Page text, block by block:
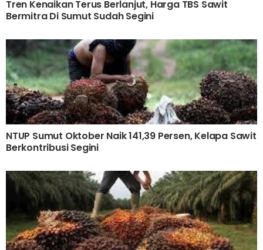
Tren Kenaikan Terus Berlanjut, Harga TBS Sawit
Bermitra Di Sumut Sudah Segini
NTUP Sumut Oktober Naik 141,39 Persen, Kelapa Sawit
Berkontribusi Segini